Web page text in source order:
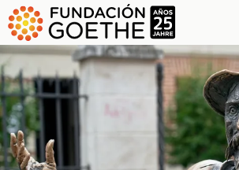
SALTAR AL CONTENIDO